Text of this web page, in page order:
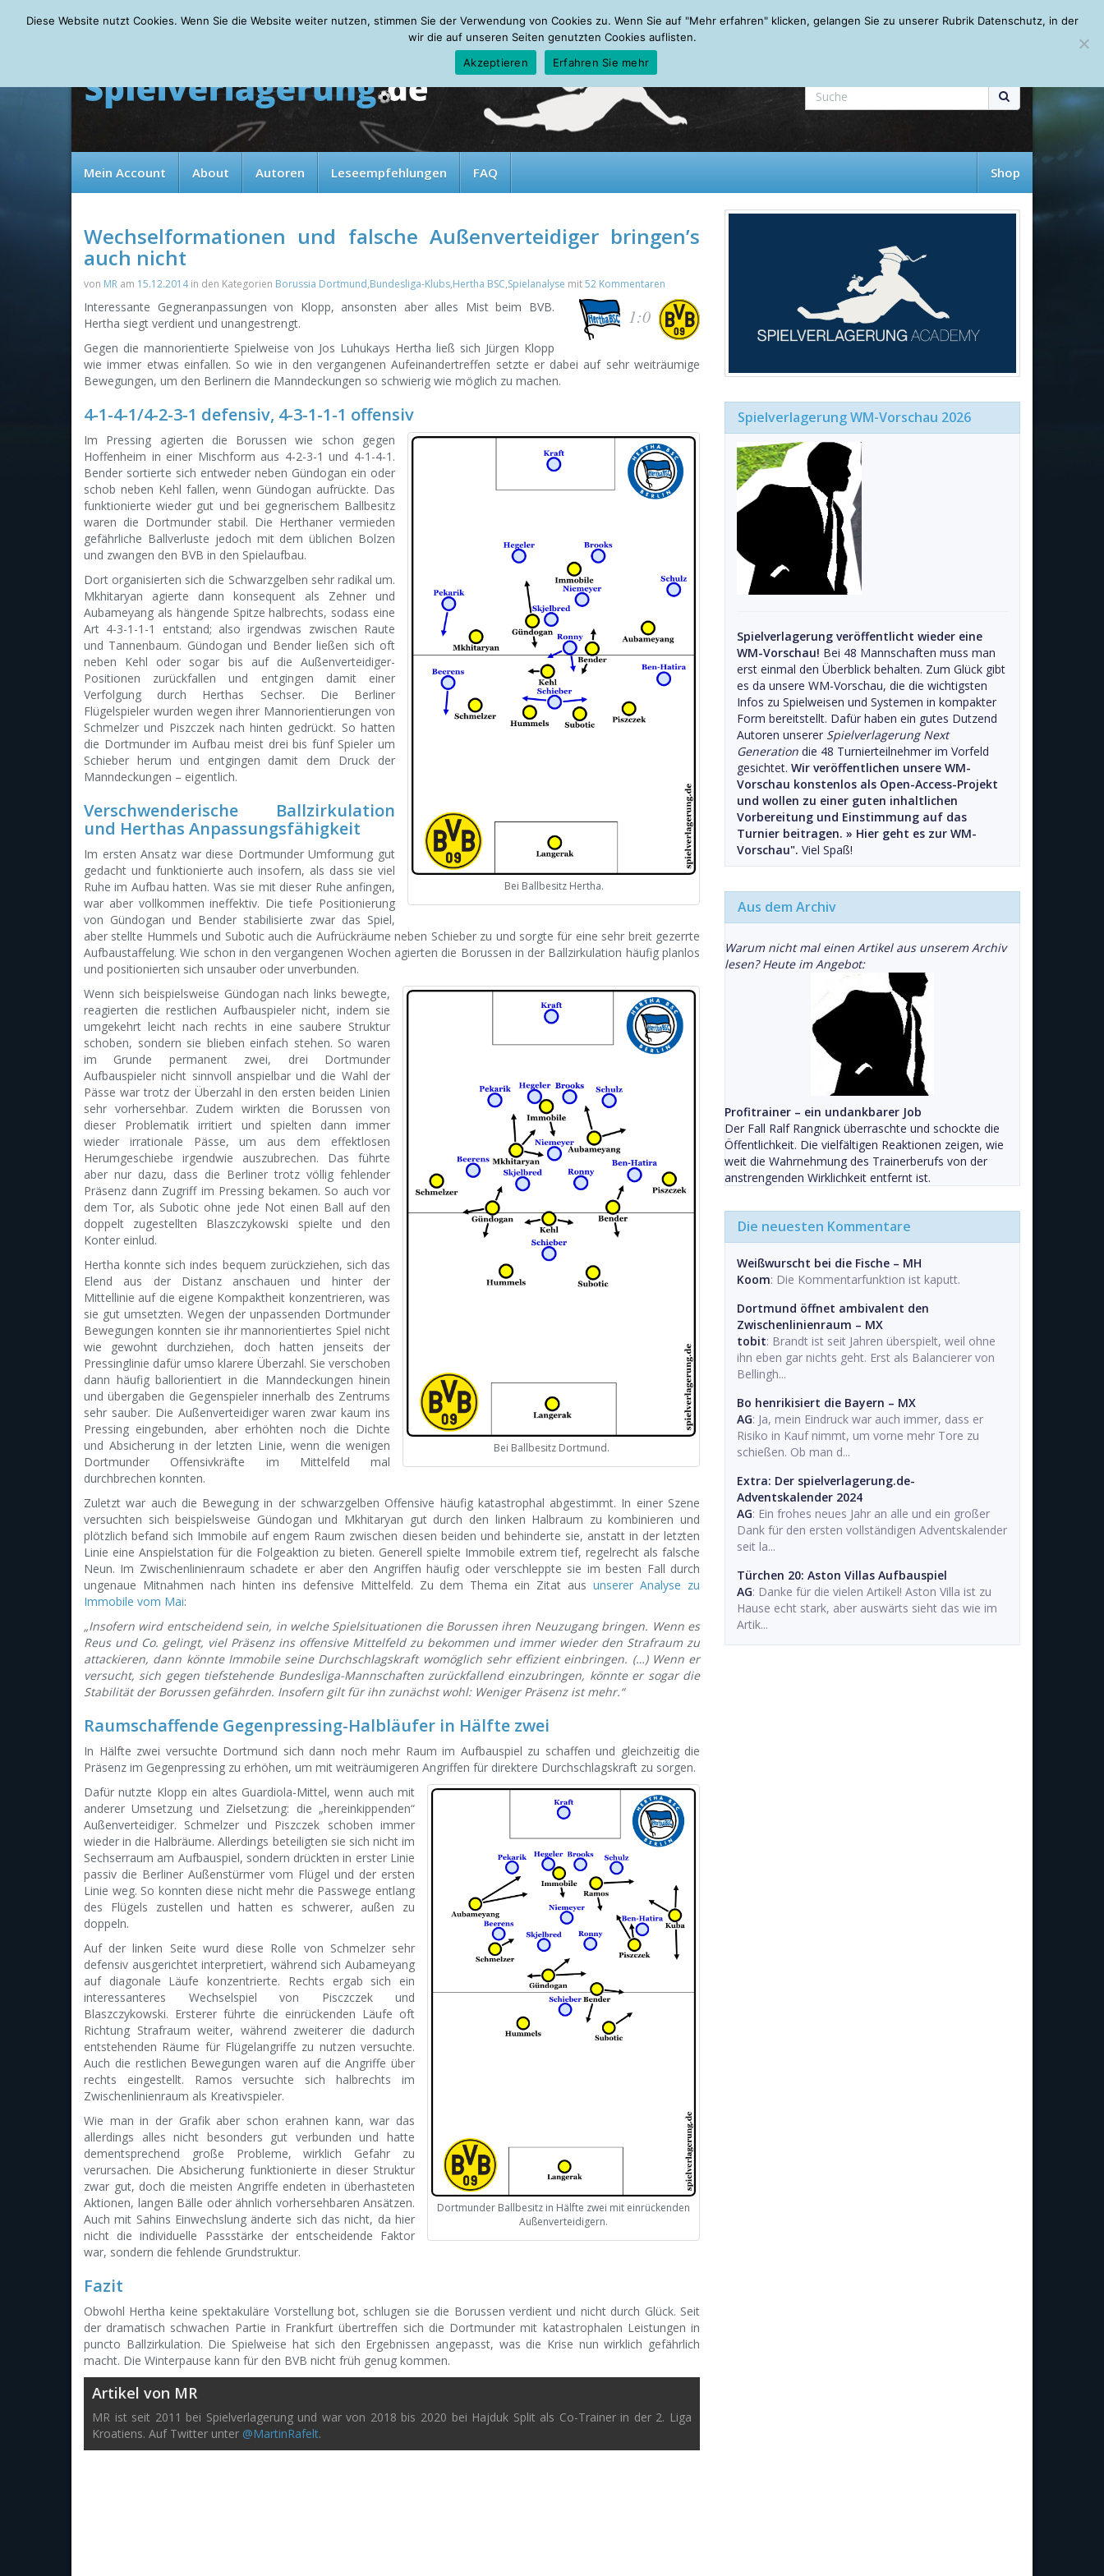
Thursday, 06.08.2026 Mein Account About Autoren Leseempfehlungen FAQ
Mein Account About Autoren Leseempfehlungen FAQ Shop
Wechselformationen und falsche Außenverteidiger bringen’s
auch nicht
von MR am 15.12.2014in den Kategorien Borussia Dortmund,Bundesliga-Klubs,Hertha BSC,Spielanalyse mit52 Kommentaren
1:0
Interessante Gegneranpassungen von Klopp, ansonsten aber alles Mist beim BVB.
Hertha siegt verdient und unangestrengt.
Gegen die mannorientierte Spielweise von Jos Luhukays Hertha ließ sich Jürgen Klopp
wie immer etwas einfallen. So wie in den vergangenen Aufeinandertreffen setzte er dabei auf sehr weiträumige
Bewegungen, um den Berlinern die Manndeckungen so schwierig wie möglich zu machen.
4-1-4-1/4-2-3-1 defensiv, 4-3-1-1-1 offensiv
Bei Ballbesitz Hertha.
Im Pressing agierten die Borussen wie schon gegen
Hoffenheim in einer Mischform aus 4-2-3-1 und 4-1-4-1.
Bender sortierte sich entweder neben Gündogan ein oder
schob neben Kehl fallen, wenn Gündogan aufrückte. Das
funktionierte wieder gut und bei gegnerischem Ballbesitz
waren die Dortmunder stabil. Die Herthaner vermieden
gefährliche Ballverluste jedoch mit dem üblichen Bolzen
und zwangen den BVB in den Spielaufbau.
Dort organisierten sich die Schwarzgelben sehr radikal um.
Mkhitaryan agierte dann konsequent als Zehner und
Aubameyang als hängende Spitze halbrechts, sodass eine
Art 4-3-1-1-1 entstand; also irgendwas zwischen Raute
und Tannenbaum. Gündogan und Bender ließen sich oft
neben Kehl oder sogar bis auf die Außenverteidiger-
Positionen zurückfallen und entgingen damit einer
Verfolgung durch Herthas Sechser. Die Berliner
Flügelspieler wurden wegen ihrer Mannorientierungen von
Schmelzer und Piszczek nach hinten gedrückt. So hatten
die Dortmunder im Aufbau meist drei bis fünf Spieler um
Schieber herum und entgingen damit dem Druck der
Manndeckungen – eigentlich.
Verschwenderische Ballzirkulation
und Herthas Anpassungsfähigkeit
Im ersten Ansatz war diese Dortmunder Umformung gut
gedacht und funktionierte auch insofern, als dass sie viel
Ruhe im Aufbau hatten. Was sie mit dieser Ruhe anfingen,
war aber vollkommen ineffektiv. Die tiefe Positionierung
von Gündogan und Bender stabilisierte zwar das Spiel,
aber stellte Hummels und Subotic auch die Aufrückräume neben Schieber zu und sorgte für eine sehr breit gezerrte
Aufbaustaffelung. Wie schon in den vergangenen Wochen agierten die Borussen in der Ballzirkulation häufig planlos
und positionierten sich unsauber oder unverbunden.
Bei Ballbesitz Dortmund.
Wenn sich beispielsweise Gündogan nach links bewegte,
reagierten die restlichen Aufbauspieler nicht, indem sie
umgekehrt leicht nach rechts in eine saubere Struktur
schoben, sondern sie blieben einfach stehen. So waren
im Grunde permanent zwei, drei Dortmunder
Aufbauspieler nicht sinnvoll anspielbar und die Wahl der
Pässe war trotz der Überzahl in den ersten beiden Linien
sehr vorhersehbar. Zudem wirkten die Borussen von
dieser Problematik irritiert und spielten dann immer
wieder irrationale Pässe, um aus dem effektlosen
Herumgeschiebe irgendwie auszubrechen. Das führte
aber nur dazu, dass die Berliner trotz völlig fehlender
Präsenz dann Zugriff im Pressing bekamen. So auch vor
dem Tor, als Subotic ohne jede Not einen Ball auf den
doppelt zugestellten Blaszczykowski spielte und den
Konter einlud.
Hertha konnte sich indes bequem zurückziehen, sich das
Elend aus der Distanz anschauen und hinter der
Mittellinie auf die eigene Kompaktheit konzentrieren, was
sie gut umsetzten. Wegen der unpassenden Dortmunder
Bewegungen konnten sie ihr mannorientiertes Spiel nicht
wie gewohnt durchziehen, doch hatten jenseits der
Pressinglinie dafür umso klarere Überzahl. Sie verschoben
dann häufig ballorientiert in die Manndeckungen hinein
und übergaben die Gegenspieler innerhalb des Zentrums
sehr sauber. Die Außenverteidiger waren zwar kaum ins
Pressing eingebunden, aber erhöhten noch die Dichte
und Absicherung in der letzten Linie, wenn die wenigen
Dortmunder Offensivkräfte im Mittelfeld mal
durchbrechen konnten.
Zuletzt war auch die Bewegung in der schwarzgelben Offensive häufig katastrophal abgestimmt. In einer Szene
versuchten sich beispielsweise Gündogan und Mkhitaryan gut durch den linken Halbraum zu kombinieren und
plötzlich befand sich Immobile auf engem Raum zwischen diesen beiden und behinderte sie, anstatt in der letzten
Linie eine Anspielstation für die Folgeaktion zu bieten. Generell spielte Immobile extrem tief, regelrecht als falsche
Neun. Im Zwischenlinienraum schadete er aber den Angriffen häufig oder verschleppte sie im besten Fall durch
ungenaue Mitnahmen nach hinten ins defensive Mittelfeld. Zu dem Thema ein Zitat ausunserer Analyse zu
Immobile vom Mai:
„Insofern wird entscheidend sein, in welche Spielsituationen die Borussen ihren Neuzugang bringen. Wenn es
Reus und Co. gelingt, viel Präsenz ins offensive Mittelfeld zu bekommen und immer wieder den Strafraum zu
attackieren, dann könnte Immobile seine Durchschlagskraft womöglich sehr effizient einbringen. (…) Wenn er
versucht, sich gegen tiefstehende Bundesliga-Mannschaften zurückfallend einzubringen, könnte er sogar die
Stabilität der Borussen gefährden. Insofern gilt für ihn zunächst wohl: Weniger Präsenz ist mehr.“
Raumschaffende Gegenpressing-Halbläufer in Hälfte zwei
In Hälfte zwei versuchte Dortmund sich dann noch mehr Raum im Aufbauspiel zu schaffen und gleichzeitig die
Präsenz im Gegenpressing zu erhöhen, um mit weiträumigeren Angriffen für direktere Durchschlagskraft zu sorgen.
Dortmunder Ballbesitz in Hälfte zwei mit einrückenden
Außenverteidigern.
Dafür nutzte Klopp ein altes Guardiola-Mittel, wenn auch mit
anderer Umsetzung und Zielsetzung: die „hereinkippenden“
Außenverteidiger. Schmelzer und Piszczek schoben immer
wieder in die Halbräume. Allerdings beteiligten sie sich nicht im
Sechserraum am Aufbauspiel, sondern drückten in erster Linie
passiv die Berliner Außenstürmer vom Flügel und der ersten
Linie weg. So konnten diese nicht mehr die Passwege entlang
des Flügels zustellen und hatten es schwerer, außen zu
doppeln.
Auf der linken Seite wurd diese Rolle von Schmelzer sehr
defensiv ausgerichtet interpretiert, während sich Aubameyang
auf diagonale Läufe konzentrierte. Rechts ergab sich ein
interessanteres Wechselspiel von Pisczczek und
Blaszczykowski. Ersterer führte die einrückenden Läufe oft
Richtung Strafraum weiter, während zweiterer die dadurch
entstehenden Räume für Flügelangriffe zu nutzen versuchte.
Auch die restlichen Bewegungen waren auf die Angriffe über
rechts eingestellt. Ramos versuchte sich halbrechts im
Zwischenlinienraum als Kreativspieler.
Wie man in der Grafik aber schon erahnen kann, war das
allerdings alles nicht besonders gut verbunden und hatte
dementsprechend große Probleme, wirklich Gefahr zu
verursachen. Die Absicherung funktionierte in dieser Struktur
zwar gut, doch die meisten Angriffe endeten in überhasteten
Aktionen, langen Bälle oder ähnlich vorhersehbaren Ansätzen.
Auch mit Sahins Einwechslung änderte sich das nicht, da hier
nicht die individuelle Passstärke der entscheidende Faktor
war, sondern die fehlende Grundstruktur.
Fazit
Obwohl Hertha keine spektakuläre Vorstellung bot, schlugen sie die Borussen verdient und nicht durch Glück. Seit
der dramatisch schwachen Partie in Frankfurt übertreffen sich die Dortmunder mit katastrophalen Leistungen in
puncto Ballzirkulation. Die Spielweise hat sich den Ergebnissen angepasst, was die Krise nun wirklich gefährlich
macht. Die Winterpause kann für den BVB nicht früh genug kommen.
Artikel von MR
MR ist seit 2011 bei Spielverlagerung und war von 2018 bis 2020 bei Hajduk Split als Co-Trainer in der 2. Liga
Kroatiens. Auf Twitter unter @MartinRafelt.
Spielverlagerung WM-Vorschau 2026
Spielverlagerung veröffentlicht wieder eine
WM-Vorschau! Bei 48 Mannschaften muss man
erst einmal den Überblick behalten. Zum Glück gibt
es da unsere WM-Vorschau, die die wichtigsten
Infos zu Spielweisen und Systemen in kompakter
Form bereitstellt. Dafür haben ein gutes Dutzend
Autoren unserer Spielverlagerung Next
Generation die 48 Turnierteilnehmer im Vorfeld
gesichtet. Wir veröffentlichen unsere WM-
Vorschau konstenlos als Open-Access-Projekt
und wollen zu einer guten inhaltlichen
Vorbereitung und Einstimmung auf das
Turnier beitragen. » Hier geht es zur WM-
Vorschau". Viel Spaß!
Aus dem Archiv
Warum nicht mal einen Artikel aus unserem Archiv
lesen? Heute im Angebot:
Profitrainer – ein undankbarer Job
Der Fall Ralf Rangnick überraschte und schockte die
Öffentlichkeit. Die vielfältigen Reaktionen zeigen, wie
weit die Wahrnehmung des Trainerberufs von der
anstrengenden Wirklichkeit entfernt ist.
Die neuesten Kommentare
Weißwurscht bei die Fische – MH
Koom: Die Kommentarfunktion ist kaputt.
Dortmund öffnet ambivalent den
Zwischenlinienraum – MX
tobit: Brandt ist seit Jahren überspielt, weil ohne
ihn eben gar nichts geht. Erst als Balancierer von
Bellingh...
Bo henrikisiert die Bayern – MX
AG: Ja, mein Eindruck war auch immer, dass er
Risiko in Kauf nimmt, um vorne mehr Tore zu
schießen. Ob man d...
Extra: Der spielverlagerung.de-
Adventskalender 2024
AG: Ein frohes neues Jahr an alle und ein großer
Dank für den ersten vollständigen Adventskalender
seit la...
Türchen 20: Aston Villas Aufbauspiel
AG: Danke für die vielen Artikel! Aston Villa ist zu
Hause echt stark, aber auswärts sieht das wie im
Artik...
Diese Website nutzt Cookies. Wenn Sie die Website weiter nutzen, stimmen Sie der Verwendung von Cookies zu. Wenn Sie auf "Mehr erfahren" klicken, gelangen Sie zu unserer Rubrik Datenschutz, in der
wir die auf unseren Seiten genutzten Cookies auflisten.
Akzeptieren
Erfahren Sie mehr